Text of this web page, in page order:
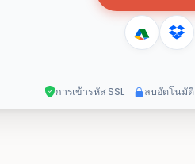
การเข้ารหัส SSL ลบอัตโนมัติ